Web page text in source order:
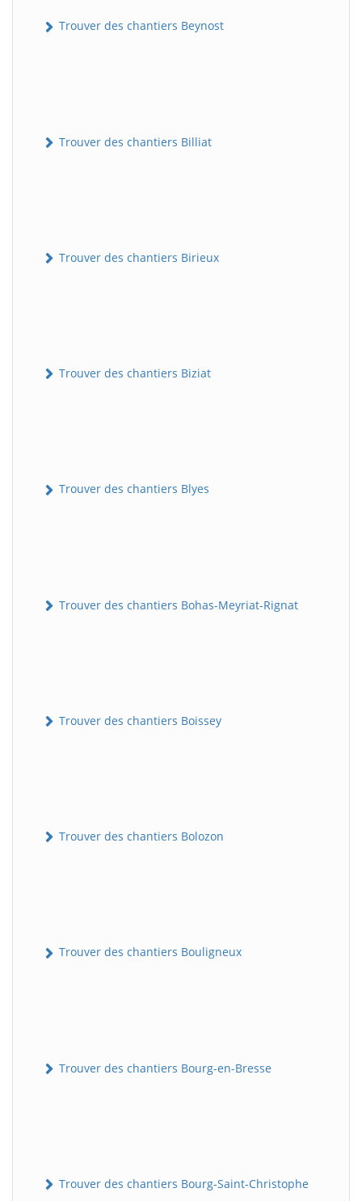
Trouver des chantiers Beynost
Trouver des chantiers Billiat
Trouver des chantiers Birieux
Trouver des chantiers Biziat
Trouver des chantiers Blyes
Trouver des chantiers Bohas-Meyriat-Rignat
Trouver des chantiers Boissey
Trouver des chantiers Bolozon
Trouver des chantiers Bouligneux
Trouver des chantiers Bourg-en-Bresse
Trouver des chantiers Bourg-Saint-Christophe